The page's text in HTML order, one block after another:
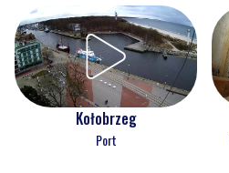
Kołobrzeg
Port